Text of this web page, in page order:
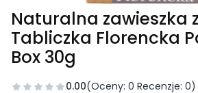
Naturalna zawieszka
Tabliczka Florencka
Box 30g
0.00(Oceny: 0 Recenzje: 0)